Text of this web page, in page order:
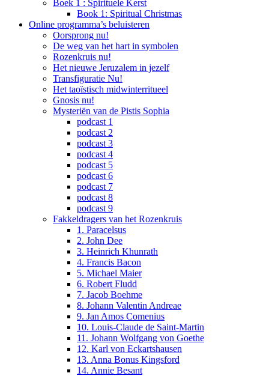
Boek 1 : Spirituele Kerst
Book 1: Spiritual Christmas
Online programma’s beluisteren
Oorsprong nu!
De weg van het hart in symbolen
Rozenkruis nu!
Het nieuwe Jeruzalem in jezelf
Transfiguratie Nu!
Het taoïstisch midwinterritueel
Gnosis nu!
Mysteriën van de Pistis Sophia
podcast 1
podcast 2
podcast 3
podcast 4
podcast 5
podcast 6
podcast 7
podcast 8
podcast 9
Fakkeldragers van het Rozenkruis
1. Paracelsus
2. John Dee
3. Heinrich Khunrath
4. Francis Bacon
5. Michael Maier
6. Robert Fludd
7. Jacob Boehme
8. Johann Valentin Andreae
9. Jan Amos Comenius
10. Louis-Claude de Saint-Martin
11. Johann Wolfgang von Goethe
12. Karl von Eckartshausen
13. Anna Bonus Kingsford
14. Annie Besant